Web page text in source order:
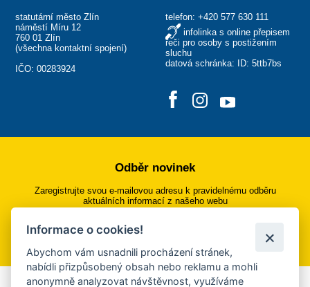
statutární město Zlín
náměstí Míru 12
760 01 Zlín
(všechna kontaktní spojení)
IČO: 00283924
telefon: +420 577 630 111
infolinka s online přepisem
řeči pro osoby s postižením
sluchu
datová schránka: ID: 5ttb7bs
Odběr novinek
Zaregistrujte svou e-mailovou adresu k pravidelnému odběru
aktuálních informací z našeho webu
Přihlásit se k odběru
Informace o cookies!
Abychom vám usnadnili procházení stránek,
nabídli přizpůsobený obsah nebo reklamu a mohli
anonymně analyzovat návštěvnost, využíváme